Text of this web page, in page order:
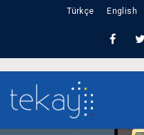
Türkçe English